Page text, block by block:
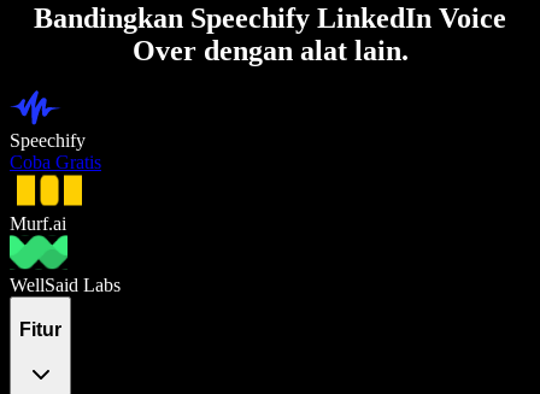
Bandingkan Speechify LinkedIn Voice
Over dengan alat lain.
Speechify
Coba Gratis
Murf.ai
WellSaid Labs
Fitur